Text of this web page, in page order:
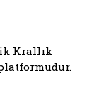
Krallık